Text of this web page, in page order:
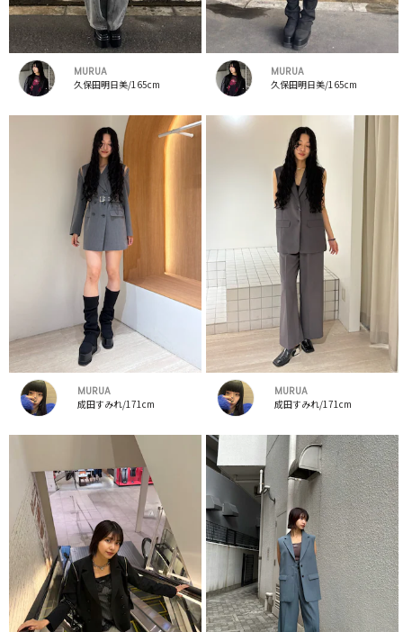
MURUA
久保田明日美/165cm
MURUA
久保田明日美/165cm
MURUA
成田すみれ/171cm
MURUA
成田すみれ/171cm